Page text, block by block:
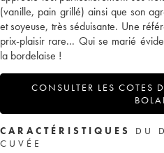
(vanille, pain grillé) ainsi que son
et soyeuse, très séduisante. Une
prix-plaisir rare... Qui se marié
la bordelaise !
CONSULTER LES COTES
CARACTÉRISTIQUES
DU
CUVÉE